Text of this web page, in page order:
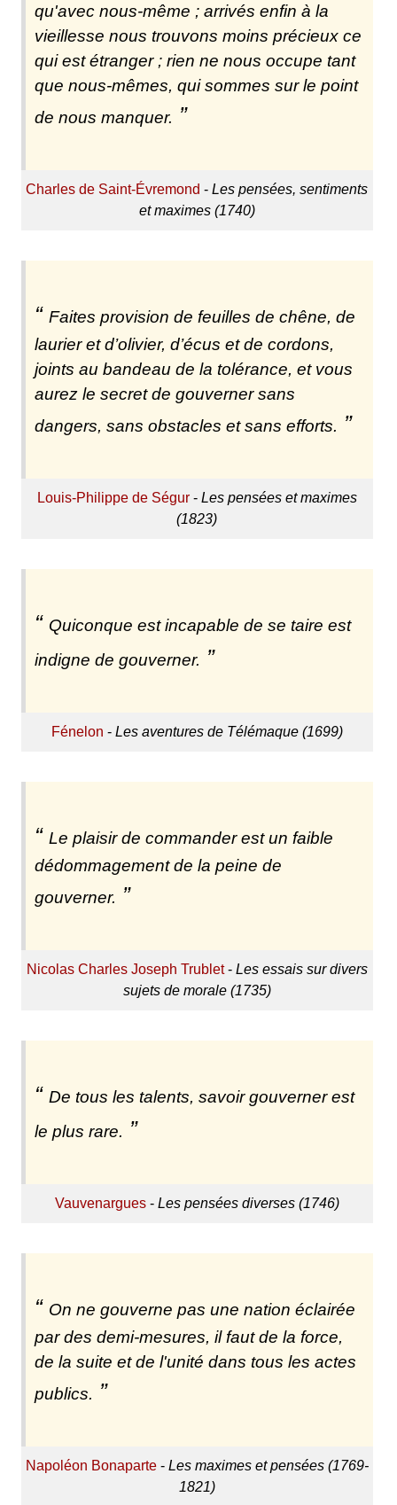
qu'avec nous-même ; arrivés enfin à la
vieillesse nous trouvons moins précieux ce
qui est étranger ; rien ne nous occupe tant
que nous-mêmes, qui sommes sur le point
de nous manquer.
Charles de Saint-Évremond -Les pensées, sentiments
et maximes (1740)
Faites provision de feuilles de chêne, de
laurier et d’olivier, d’écus et de cordons,
joints au bandeau de la tolérance, et vous
aurez le secret de gouverner sans
dangers, sans obstacles et sans efforts.
Louis-Philippe de Ségur- Les pensées et maximes
(1823)
Quiconque est incapable de se taire est
indigne de gouverner.
Fénelon - Les aventures de Télémaque (1699)
Le plaisir de commander est un faible
dédommagement de la peine de
gouverner.
Nicolas Charles Joseph Trublet- Les essais sur divers
sujets de morale (1735)
De tous les talents, savoir gouverner est
le plus rare.
Vauvenargues- Les pensées diverses (1746)
On ne gouverne pas une nation éclairée
par des demi-mesures, il faut de la force,
de la suite et de l'unité dans tous les actes
publics.
Napoléon Bonaparte- Les maximes et pensées (1769-
1821)